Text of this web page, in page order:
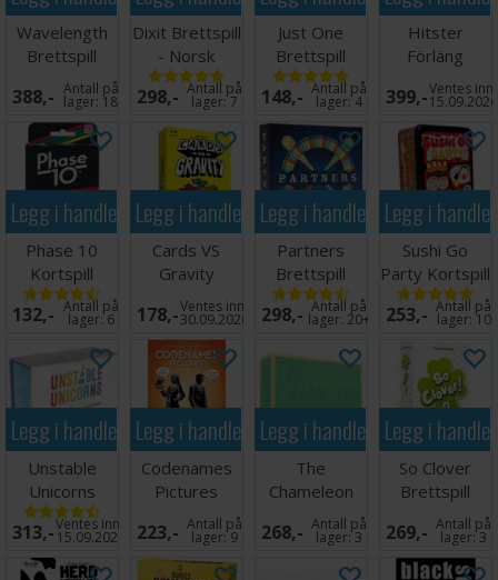
Hvis du elsker latterlige spill, over-the-top narrestreker og ren
uforutsigbarhet, vil Don't Press That Mine Turtle garantertta
deg med storm - bare pass på at du ikke setter ham i gang!
Antall spillere: 2-6
Alder: 13+
Spilletid: 15 minutter
Språk: Engelsk
Wavelength
Brettspill
388,- Antall på
lager: 18
Dixit Brettspill
- Norsk
utgave
298,- Antall på
lager:7
Just One
Brettspill
(Norsk
utgave)
148,- Antall på
lager:4
Hitster
Förläng
Festen -
SVENSK
399,-Ventes inn
15.09.2026
Legg i handlekurven
Phase 10
Kortspill
Norsk
132,- Antall på
lager:6
Legg i handlekurven
Cards VS
Gravity
Partyspill
178,-Ventes inn
30.09.2026
Legg i handlekurven
Partners
Brettspill
(Norsk)
298,- Antall på
lager:20+
Legg i
Sushi Go
Party Kortspill
253,- Antall på
lager: 10
Legg i handlekurven
Unstable
Unicorns
Brettspill
313,-Ventes inn
15.09.2026
Legg i handlekurven
Codenames
Pictures
Kortspill -
ENGELSK
223,- Antall på
lager:9
Legg i handlekurven
The
Chameleon
Brettspill
268,- Antall på
lager:3
Legg i
So Clover
Brettspill
269,- Antall på
lager:3